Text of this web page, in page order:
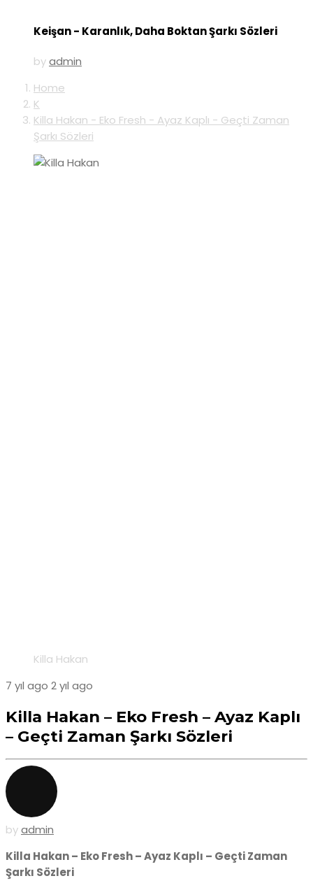
Keişan - Karanlık, Daha Boktan Şarkı Sözleri
byadmin
Home
K
Killa Hakan - Eko Fresh - Ayaz Kaplı - Geçti Zaman
Şarkı Sözleri
Killa Hakan
7 yıl ago 2 yıl ago
Killa Hakan – Eko Fresh – Ayaz Kaplı
– Geçti Zaman Şarkı Sözleri
byadmin
Killa Hakan – Eko Fresh – Ayaz Kaplı – Geçti Zaman
Şarkı Sözleri